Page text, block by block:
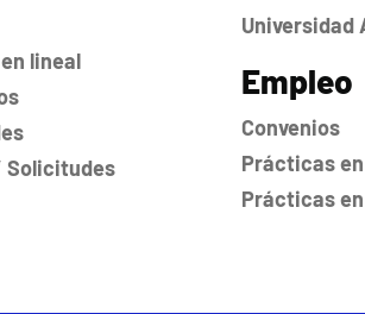
lineal
Universidad
Empleo
Convenios
Prácticas
Prácticas